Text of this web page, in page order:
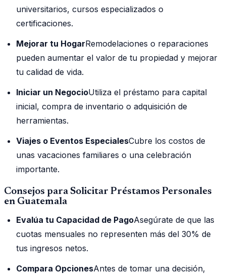
universitarios, cursos especializados o
certificaciones.
Mejorar tu HogarRemodelaciones o reparaciones
pueden aumentar el valor de tu propiedad y mejorar
tu calidad de vida.
Iniciar un NegocioUtiliza el préstamo para capital
inicial, compra de inventario o adquisición de
herramientas.
Viajes o Eventos EspecialesCubre los costos de
unas vacaciones familiares o una celebración
importante.
Consejos para Solicitar Préstamos Personales
en Guatemala
Evalúa tu Capacidad de PagoAsegúrate de que las
cuotas mensuales no representen más del 30% de
tus ingresos netos.
Compara OpcionesAntes de tomar una decisión,